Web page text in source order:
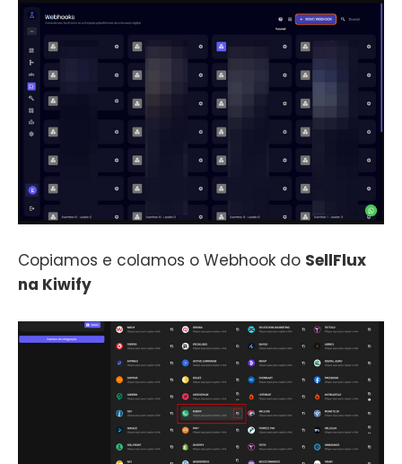
Copiamos e colamos o Webhook do SellFlux
na Kiwify